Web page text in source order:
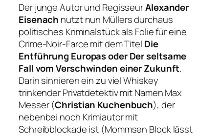
Der junge Autor und RegisseurAlexander
Eisenach nutzt nun Müllers durchaus
politisches Kriminalstück als Folie für eine
Crime-Noir-Farce mit dem Titel Die
Entführung Europas oder Der seltsame
Fall vom Verschwinden einer Zukunft.
Darin sinnieren ein zu viel Whiskey
trinkender Privatdetektiv mit Namen Max
Messer (Christian Kuchenbuch), der
nebenbei noch Krimiautor mit
Schreibblockade ist (Mommsen Blocklässt